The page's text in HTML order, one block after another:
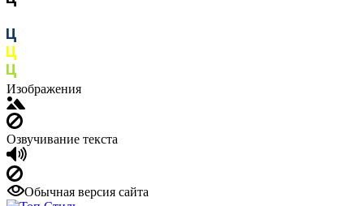
Изображения
Озвучивание текста
Обычная версия сайта